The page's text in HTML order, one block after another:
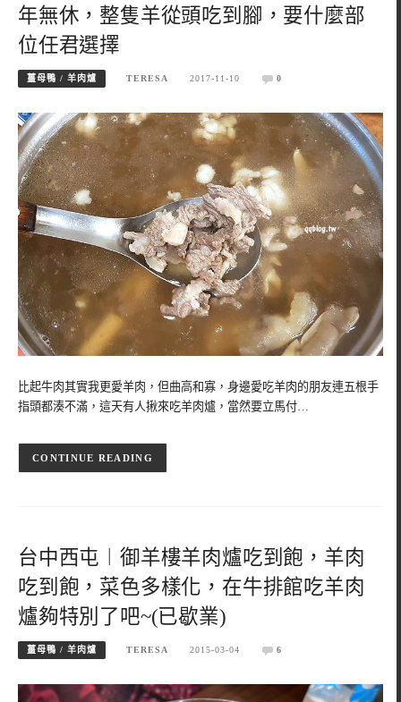
年無休，整隻羊從頭吃到腳，要什麼部
位任君選擇
薑母鴨 / 羊肉爐 TERESA 2017-11-10 0
比起牛肉其實我更愛羊肉，但曲高和寡，身邊愛吃羊肉的朋友連五根手
指頭都湊不滿，這天有人揪來吃羊肉爐，當然要立馬付…
CONTINUE READING
台中西屯︱御羊樓羊肉爐吃到飽，羊肉
吃到飽，菜色多樣化，在牛排館吃羊肉
爐夠特別了吧~(已歇業)
薑母鴨 / 羊肉爐 TERESA 2015-03-04 6